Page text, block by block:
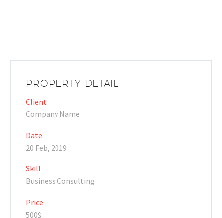
PROPERTY DETAIL
Client
Company Name
Date
20 Feb, 2019
Skill
Business Consulting
Price
500$